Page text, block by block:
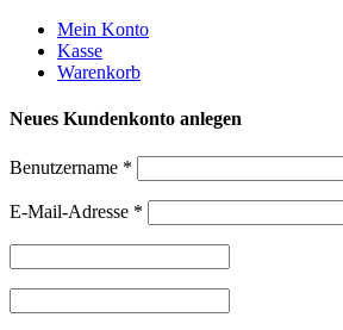
Weiter
zum
Inhalt
Mein Konto
Kasse
Warenkorb
Neues Kundenkonto anlegen
Benutzername *
E-Mail-Adresse *